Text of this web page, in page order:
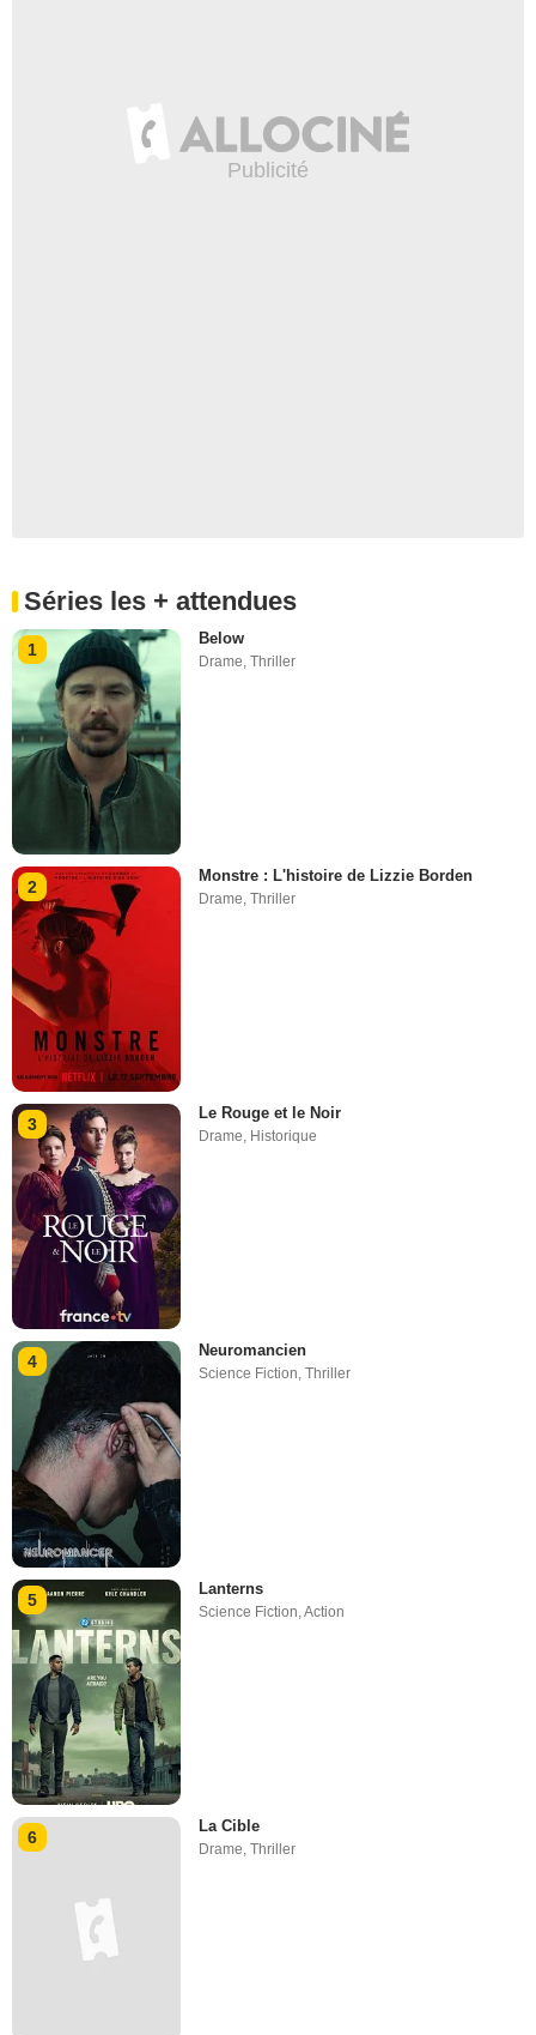
Séries les + attendues
1
Below
Drame ,Thriller
2
Monstre : L'histoire de Lizzie Borden
Drame,Thriller
3
Le Rouge et le Noir
Drame, Historique
4
Neuromancien
Science Fiction,Thriller
5
Lanterns
Science Fiction ,Action
6
La Cible
Drame,Thriller